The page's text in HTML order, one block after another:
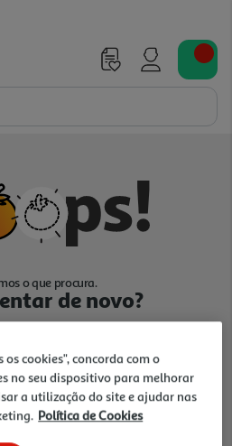
o que procura.
de novo?
cookies", concorda com o
no seu dispositivo para melhorar
a utilização do site e ajudar nas
Política de Cookies